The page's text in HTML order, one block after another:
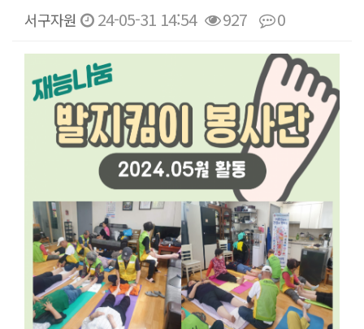
서구자원 24-05-31 14:54 927 0
본문